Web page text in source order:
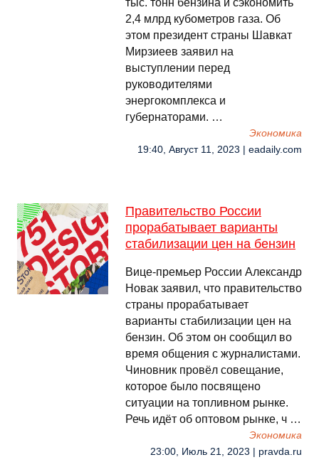
тыс. тонн бензина и сэкономить
2,4 млрд кубометров газа. Об
этом президент страны Шавкат
Мирзиеев заявил на
выступлении перед
руководителями
энергокомплекса и
губернаторами. …
Экономика
19:40, Август 11, 2023 | eadaily.com
Правительство России
прорабатывает варианты
стабилизации цен на бензин
Вице-премьер России Александр
Новак заявил, что правительство
страны прорабатывает
варианты стабилизации цен на
бензин. Об этом он сообщил во
время общения с журналистами.
Чиновник провёл совещание,
которое было посвящено
ситуации на топливном рынке.
Речь идёт об оптовом рынке, ч …
Экономика
23:00, Июль 21, 2023 | pravda.ru